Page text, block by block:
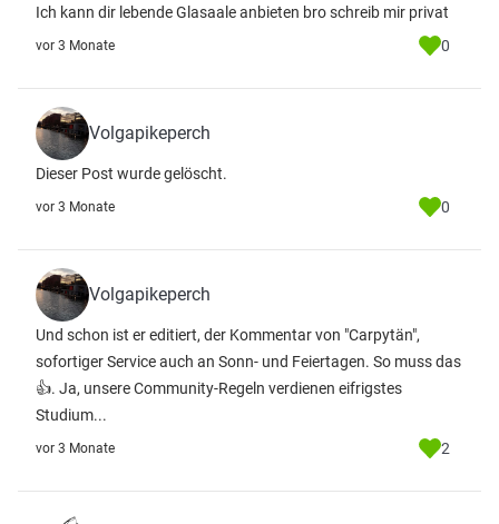
Ich kann dir lebende Glasaale anbieten bro schreib mir privat
vor 3 Monate 0
Volgapikeperch
Dieser Post wurde gelöscht.
vor 3 Monate 0
Volgapikeperch
Und schon ist er editiert, der Kommentar von "Carpytän",
sofortiger Service auch an Sonn- und Feiertagen. So muss das
👍. Ja, unsere Community-Regeln verdienen eifrigstes
Studium...
vor 3 Monate 2